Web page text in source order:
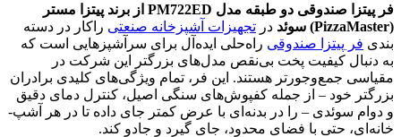
فر پیتزا صندوقی دو طبقه مدل PM722ED از برند پیتزا مستر
(
PizzaMaster) سوئد در تجهیزات آشپزخانه صنعتی راکار در دسته
بندی فر پیتزا صندوقی راه‌حلی ایده‌آل برای سرآشپزهایی است که
به دنبال کیفیت پخت بی‌نقص مدل‌های بزرگتر این شرکت در
مقیاسی جمع‌وجورتر هستند. این فر، تمام ویژگی‌های کلیدی برادران
بزرگتر خود – از جمله کفپوش‌های سنگی اصیل، کنترل دمای دقیق
و دوام سوئدی – را در بدنه‌ای با عرض کمتر جای داده تا در هر آشپ-
خانه‌ای، حتی با فضای محدود، جای گیرد و جادو کند.